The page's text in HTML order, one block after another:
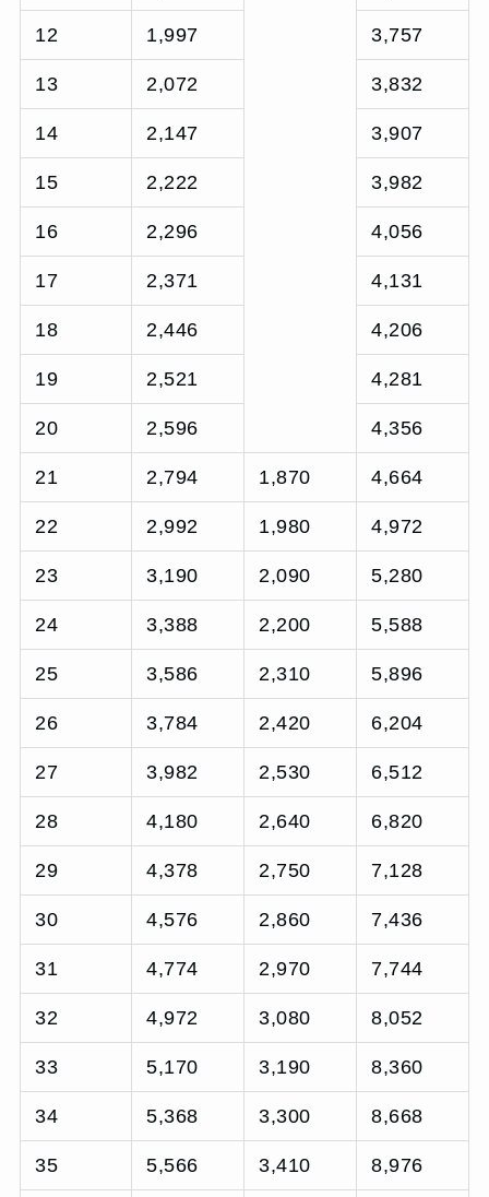
12 1,997 3,757
13 2,072 3,832
14 2,147 3,907
15 2,222 3,982
16 2,296 4,056
17 2,371 4,131
18 2,446 4,206
19 2,521 4,281
20 2,596 4,356
21 2,794 1,870 4,664
22 2,992 1,980 4,972
23 3,190 2,090 5,280
24 3,388 2,200 5,588
25 3,586 2,310 5,896
26 3,784 2,420 6,204
27 3,982 2,530 6,512
28 4,180 2,640 6,820
29 4,378 2,750 7,128
30 4,576 2,860 7,436
31 4,774 2,970 7,744
32 4,972 3,080 8,052
33 5,170 3,190 8,360
34 5,368 3,300 8,668
35 5,566 3,410 8,976